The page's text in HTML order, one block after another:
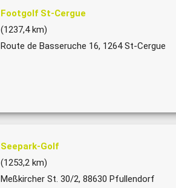
Footgolf St-Cergue
(1237,4 km)
Route de Basseruche 16, 1264 St-Cergue
Seepark-Golf
(1253,2 km)
Meßkircher St. 30/2, 88630 Pfullendorf